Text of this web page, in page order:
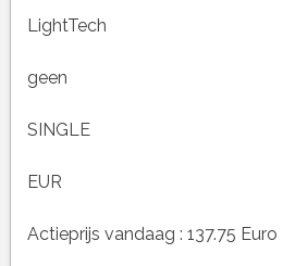
LightTech
geen
SINGLE
EUR
Actieprijs vandaag : 137.75 Euro